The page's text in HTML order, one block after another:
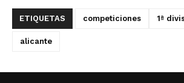
ETIQUETAS competiciones 1ª
alicante